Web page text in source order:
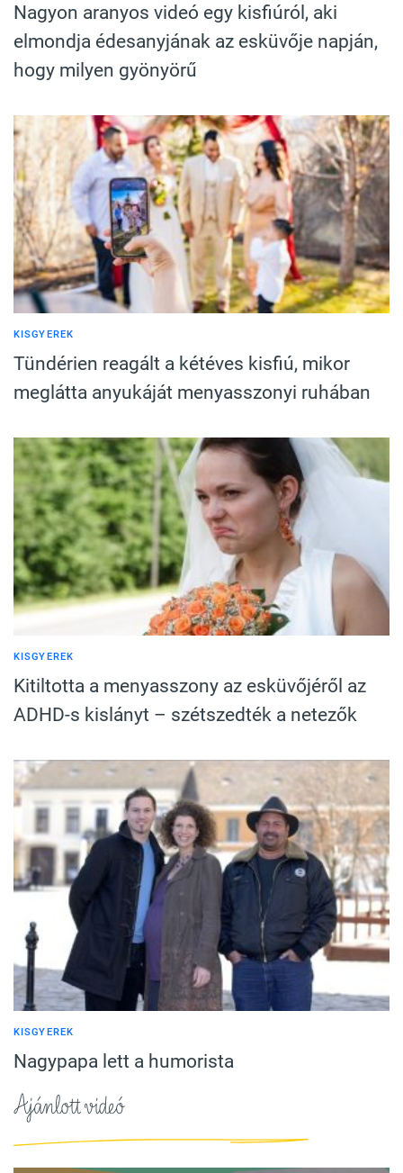
Nagyon aranyos videó egy kisfiúról, aki
elmondja édesanyjának az esküvője napján,
hogy milyen gyönyörű
KISGYEREK
Tündérien reagált a kétéves kisfiú, mikor
meglátta anyukáját menyasszonyi ruhában
KISGYEREK
Kitiltotta a menyasszony az esküvőjéről az
ADHD-s kislányt – szétszedték a netezők
KISGYEREK
Nagypapa lett a humorista
Ajánlott videó